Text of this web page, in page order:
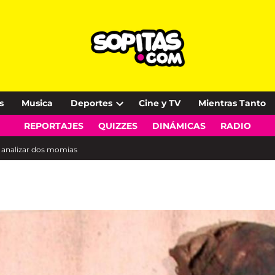
Musica Deportes
Open
dropdown
Cine y TV Mientras Tanto
REPORTAJES QUIZZES DINÁMICAS RADIO
dos momias